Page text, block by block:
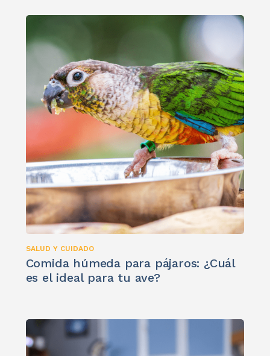
SALUD Y CUIDADO
Comida húmeda para pájaros: ¿Cuál
es el ideal para tu ave?